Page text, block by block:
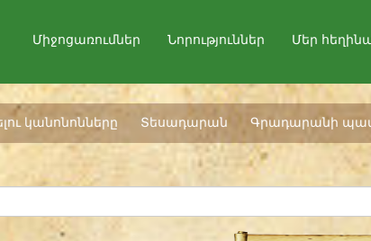
Միջոցառումներ Նորություններ Մեր
կանոնոնները Տեսադարան Գրադարանի